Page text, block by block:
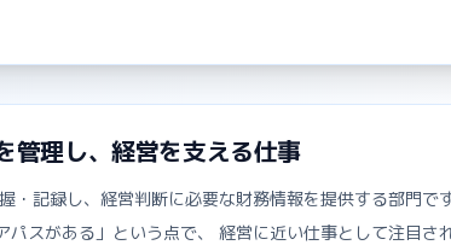
理し、経営を支える仕事
・記録し、経営判断に必要な財務情報を提供する部門で
スがある」という点で、 経営に近い仕事として注目さ